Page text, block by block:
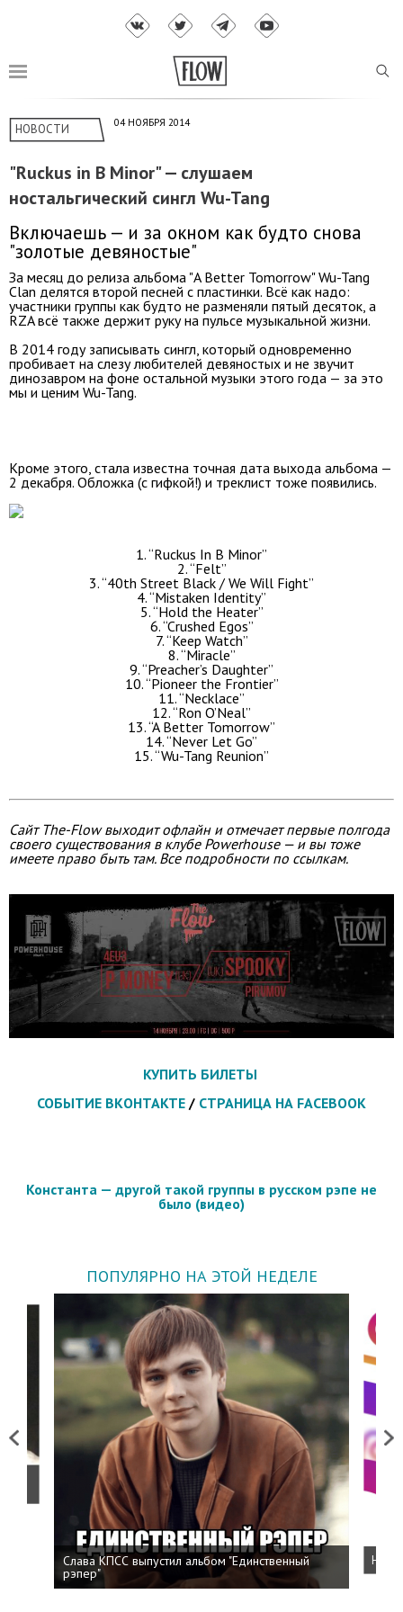
НОВОСТИ 04 НОЯБРЯ 2014
"Ruckus in B Minor" — слушаем
ностальгический сингл Wu-Tang
Включаешь — и за окном как будто снова
"золотые девяностые"
За месяц до релиза альбома "A Better Tomorrow" Wu-Tang
Clan делятся второй песней с пластинки. Всё как надо:
участники группы как будто не разменяли пятый десяток, а
RZA всё также держит руку на пульсе музыкальной жизни.
В 2014 году записывать сингл, который одновременно
пробивает на слезу любителей девяностых и не звучит
динозавром на фоне остальной музыки этого года — за это
мы и ценим Wu-Tang.
Кроме этого, стала известна точная дата выхода альбома —
2 декабря. Обложка (с гифкой!) и треклист тоже появились.
1. “Ruckus In B Minor”
2. “Felt”
3. “40th Street Black / We Will Fight”
4. “Mistaken Identity”
5. “Hold the Heater”
6. “Crushed Egos”
7. “Keep Watch”
8. “Miracle”
9. “Preacher’s Daughter”
10. “Pioneer the Frontier”
11. “Necklace”
12. “Ron O’Neal”
13. “A Better Tomorrow”
14. “Never Let Go”
15. “Wu-Tang Reunion”
Сайт The-Flow выходит офлайн и отмечает первые полгода
своего существования в клубе Powerhouse — и вы тоже
имеете право быть там. Все подробности по ссылкам.
КУПИТЬ БИЛЕТЫ
СОБЫТИЕ ВКОНТАКТЕ / СТРАНИЦА НА FACEBOOK
Константа — другой такой группы в русском рэпе не
было (видео)
ПОПУЛЯРНО НА ЭТОЙ НЕДЕЛЕ
Previous
Слава КПСС выпустил альбом "Единственный
рэпер"
Next